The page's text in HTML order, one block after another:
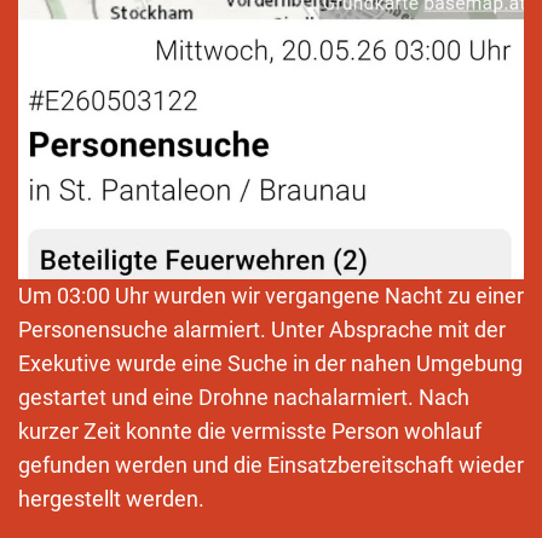
Um 03:00 Uhr wurden wir vergangene Nacht zu einer
Personensuche alarmiert. Unter Absprache mit der
Exekutive wurde eine Suche in der nahen Umgebung
gestartet und eine Drohne nachalarmiert. Nach
kurzer Zeit konnte die vermisste Person wohlauf
gefunden werden und die Einsatzbereitschaft wieder
hergestellt werden.